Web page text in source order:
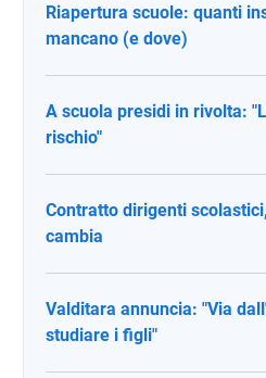
Riapertura scuole: quanti
mancano (e dove)
A scuola presidi in rivolta:
rischio"
Contratto dirigenti
cambia
Valditara annuncia: "Via
studiare i figli"